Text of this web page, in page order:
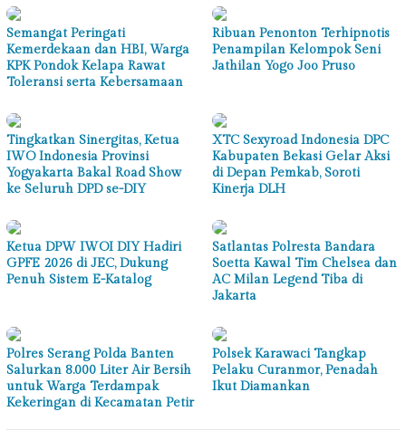
Semangat Peringati
Kemerdekaan dan HBI, Warga
KPK Pondok Kelapa Rawat
Toleransi serta Kebersamaan
Ribuan Penonton Terhipnotis
Penampilan Kelompok Seni
Jathilan Yogo Joo Pruso
Tingkatkan Sinergitas, Ketua
IWO Indonesia Provinsi
Yogyakarta Bakal Road Show
ke Seluruh DPD se-DIY
XTC Sexyroad Indonesia DPC
Kabupaten Bekasi Gelar Aksi
di Depan Pemkab, Soroti
Kinerja DLH
Ketua DPW IWOI DIY Hadiri
GPFE 2026 di JEC, Dukung
Penuh Sistem E-Katalog
Satlantas Polresta Bandara
Soetta Kawal Tim Chelsea dan
AC Milan Legend Tiba di
Jakarta
Polres Serang Polda Banten
Salurkan 8.000 Liter Air Bersih
untuk Warga Terdampak
Kekeringan di Kecamatan Petir
Polsek Karawaci Tangkap
Pelaku Curanmor, Penadah
Ikut Diamankan